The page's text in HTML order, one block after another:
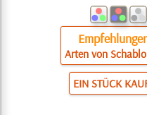
Arten von
EIN STÜCK